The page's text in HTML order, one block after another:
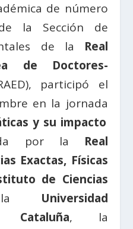
de número
la Sección de
de la Real
de Doctores-
participó el
en la jornada
y su impacto
por la Real
Exactas, Físicas
de Ciencias
Universidad
, la